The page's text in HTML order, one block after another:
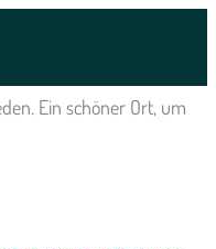
Ein schöner Ort, um